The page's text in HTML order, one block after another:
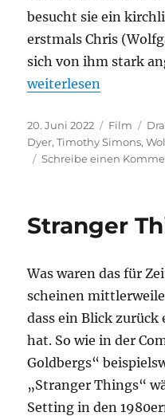
besucht sie ein
erstmals Chris
sich von ihm stark
„Yes God Yes“
weiterlesen
Veröffentlicht
am
20. Juni 2022 Film
Dyer,Timothy Simons,
Schreibe einen
Stranger
Was waren das für
scheinen
dass ein Blick zurück
hat. So wie in der
Goldbergs“
„Stranger Things“
Setting in den